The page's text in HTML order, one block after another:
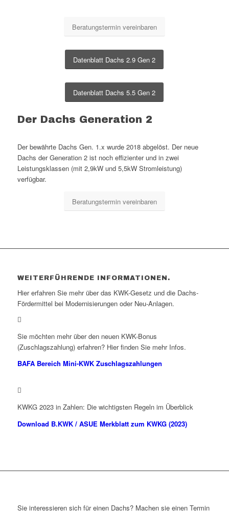
Beratungstermin vereinbaren
Datenblatt Dachs 2.9 Gen 2
Datenblatt Dachs 5.5 Gen 2
Der Dachs Generation 2
Der bewährte Dachs Gen. 1.x wurde 2018 abgelöst. Der neue
Dachs der Generation 2 ist noch effizienter und in zwei
Leistungsklassen (mit 2,9kW und 5,5kW Stromleistung)
verfügbar.
Beratungstermin vereinbaren
WEITERFÜHRENDE INFORMATIONEN.
Hier erfahren Sie mehr über das KWK-Gesetz und die Dachs-
Fördermittel bei Modernisierungen oder Neu-Anlagen.
Sie möchten mehr über den neuen KWK-Bonus
(Zuschlagszahlung) erfahren? Hier finden Sie mehr Infos.
BAFA Bereich Mini-KWK Zuschlagszahlungen
KWKG 2023 in Zahlen: Die wichtigsten Regeln im Überblick
Download B.KWK / ASUE Merkblatt zum KWKG (2023)
Sie interessieren sich für einen Dachs? Machen sie einen Termin